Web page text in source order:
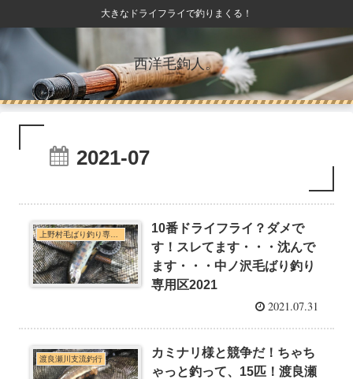
大きなドライフライで釣りまくる！
西洋毛鉤人。
2021-07
10番ドライフライ？ダメで
す！スレてます・・・沈んで
ます・・・中ノ沢毛ばり釣り
専用区2021
2021.07.31
渡良瀬川支流釣行
カミナリ様と競争だ！ちゃち
ゃっと釣って、15匹！渡良瀬